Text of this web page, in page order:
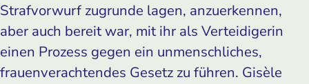
Strafvorwurf zugrunde lagen, anzuerkennen,
aber auch bereit war, mit ihr als Verteidigerin
einen Prozess gegen ein unmenschliches,
frauenverachtendes Gesetz zu führen. Gisèle